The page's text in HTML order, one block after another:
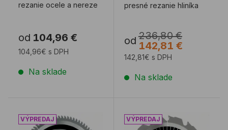
rezanie ocele a nereze
od 104,96 €
104,96€ s DPH
Na sklade
presné rezanie hliníka
od 236,80 €
142,81 €
142,81€ s DPH
Na sklade
Pílový kotúč BOSCH OPTILINE WoodPílový kotúč BOSCH